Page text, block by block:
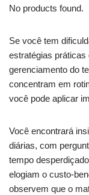
No products found.
Se você tem
estratégias
gerenciamento do
concentram em
você pode aplicar
Você encontrará
diárias, com
tempo
elogiam o custo-
observem que o